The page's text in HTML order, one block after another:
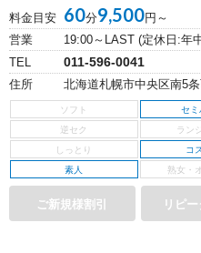
料金目安 60分9,500円～
営業
19:00～LAST (定休日:年
TEL
011-596-0041
住所 北海道札幌市中央区南5
セミ
コ
素人